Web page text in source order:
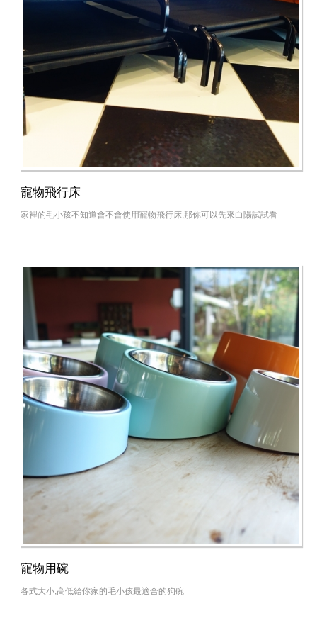
寵物飛行床
家裡的毛小孩不知道會不會使用寵物飛行床,那你可以先來白陽試試看
寵物用碗
各式大小,高低給你家的毛小孩最適合的狗碗